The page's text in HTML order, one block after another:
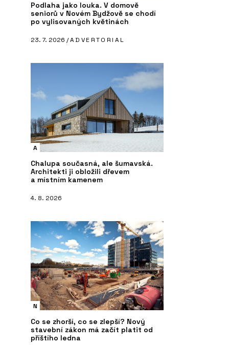
Podlaha jako louka. V domově
seniorů v Novém Bydžově se chodí
po vylisovaných květinách
23. 7. 2026 /ADVERTORIAL
A
Chalupa současná, ale šumavská.
Architekti ji obložili dřevem
a místním kamenem
4. 8. 2026
N
Co se zhorší, co se zlepší? Nový
stavební zákon má začít platit od
příštího ledna